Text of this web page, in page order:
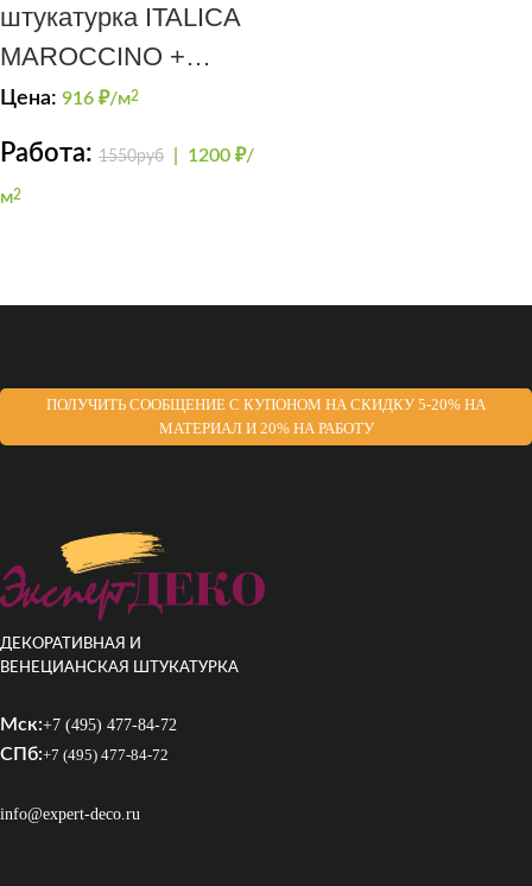
штукатурка ITALICA
MAROCCINO +
CRISTALLO
Цена: 916 ₽/м2
Работа: 1550руб 1200 ₽/
м2
ПОЛУЧИТЬ СООБЩЕНИЕ С КУПОНОМ НА СКИДКУ 5-20% НА
МАТЕРИАЛ И 20% НА РАБОТУ
ДЕКОРАТИВНАЯ И
ВЕНЕЦИАНСКАЯ ШТУКАТУРКА
Мск:+7 (495) 477-84-72
СПб:+7 (495) 477-84-72
info@expert-deco.ru